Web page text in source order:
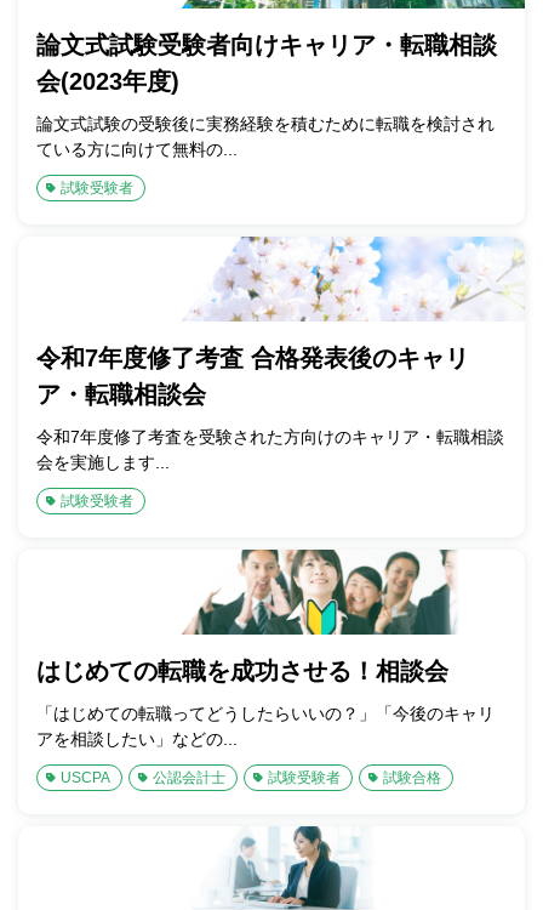
論文式試験受験者向けキャリア・転職相談
会(2023年度)
論文式試験の受験後に実務経験を積むために転職を検討され
ている方に向けて無料の...
試験受験者
令和7年度修了考査 合格発表後のキャリ
ア・転職相談会
令和7年度修了考査を受験された方向けのキャリア・転職相談
会を実施します...
試験受験者
はじめての転職を成功させる！相談会
「はじめての転職ってどうしたらいいの？」「今後のキャリ
アを相談したい」などの...
USCPA 公認会計士 試験受験者 試験合格